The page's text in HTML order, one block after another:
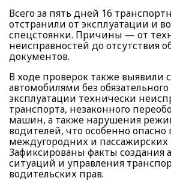
Всего за пять дней 16
отстранили от эксплуатации и
спецстоянки. Причины — от
неисправностей до отсутствия
документов.
В ходе проверок также выявили
автомобилями без обязательного
эксплуатации технически
транспорта, незаконного
машин, а также нарушения
водителей, что особенно опасно
междугородних и пассажирских
Зафиксированы факты создания
ситуаций и управления
водительских прав.